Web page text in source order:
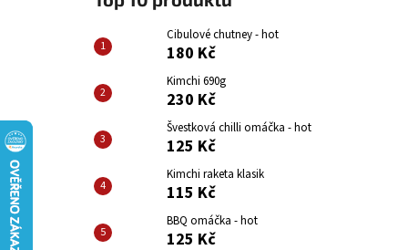
Cibulové chutney - hot
180 Kč
Kimchi 690g
230 Kč
Švestková chilli omáčka - hot
125 Kč
Kimchi raketa klasik
115 Kč
BBQ omáčka - hot
125 Kč